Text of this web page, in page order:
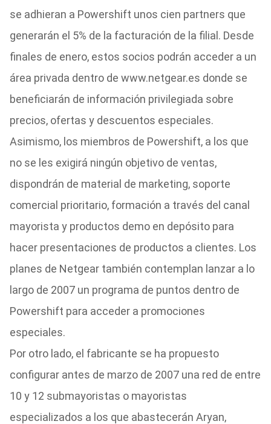
se adhieran a Powershift unos cien partners que
generarán el 5% de la facturación de la filial. Desde
finales de enero, estos socios podrán acceder a un
área privada dentro de www.netgear.es donde se
beneficiarán de información privilegiada sobre
precios, ofertas y descuentos especiales.
Asimismo, los miembros de Powershift, a los que
no se les exigirá ningún objetivo de ventas,
dispondrán de material de marketing, soporte
comercial prioritario, formación a través del canal
mayorista y productos demo en depósito para
hacer presentaciones de productos a clientes. Los
planes de Netgear también contemplan lanzar a lo
largo de 2007 un programa de puntos dentro de
Powershift para acceder a promociones
especiales.
Por otro lado, el fabricante se ha propuesto
configurar antes de marzo de 2007 una red de entre
10 y 12 submayoristas o mayoristas
especializados a los que abastecerán Aryan,